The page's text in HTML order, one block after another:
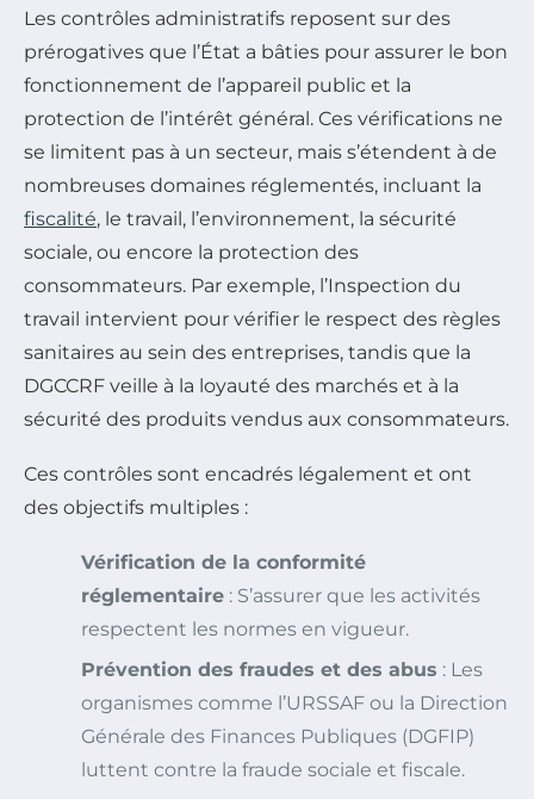
Les contrôles administratifs reposent sur des
prérogatives que l’État a bâties pour assurer le bon
fonctionnement de l’appareil public et la
protection de l’intérêt général. Ces vérifications ne
se limitent pas à un secteur, mais s’étendent à de
nombreuses domaines réglementés, incluant la
fiscalité, le travail, l’environnement, la sécurité
sociale, ou encore la protection des
consommateurs. Par exemple, l’Inspection du
travail intervient pour vérifier le respect des règles
sanitaires au sein des entreprises, tandis que la
DGCCRF veille à la loyauté des marchés et à la
sécurité des produits vendus aux consommateurs.
Ces contrôles sont encadrés légalement et ont
des objectifs multiples :
Vérification de la conformité
réglementaire : S’assurer que les activités
respectent les normes en vigueur.
Prévention des fraudes et des abus : Les
organismes comme l’URSSAF ou la Direction
Générale des Finances Publiques (DGFIP)
luttent contre la fraude sociale et fiscale.